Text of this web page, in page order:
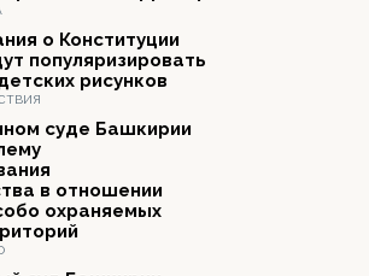
о Конституции
популяризировать
рисунков
суде Башкирии
в отношении
охраняемых